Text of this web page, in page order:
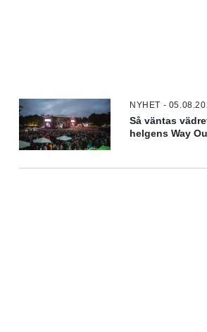
NYHET -
Så väntas
helgens Way